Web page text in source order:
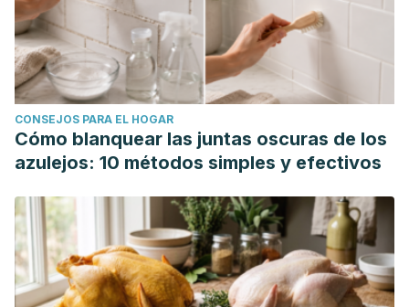
CONSEJOS PARA EL HOGAR
Cómo blanquear las juntas oscuras de los
azulejos: 10 métodos simples y efectivos